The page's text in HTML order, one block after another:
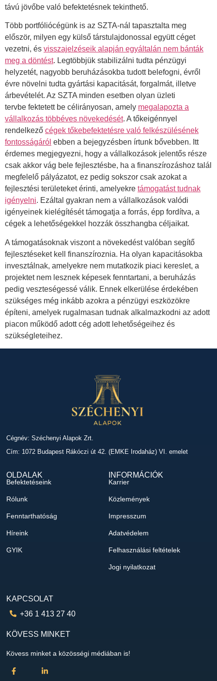
távú jövőbe való befektetésnek tekinthető.
Több portfóliócégünk is az SZTA-nál tapasztalta meg
először, milyen egy külső társtulajdonossal együtt céget
vezetni, és visszajelzéseik alapján egyáltalán nem bánták
meg a döntést. Legtöbbjük stabilizálni tudta pénzügyi
helyzetét, nagyobb beruházásokba tudott belefogni, évről
évre növelni tudta gyártási kapacitását, forgalmát, illetve
árbevételét. Az SZTA minden esetben olyan üzleti
tervbe fektetett be célirányosan, amely megalapozta a
vállalkozás többéves növekedését. A tőkeigénnyel
rendelkező cégek tőkebefektetésre való felkészülésének
fontosságáról ebben a bejegyzésben írtunk bővebben. Itt
érdemes megjegyezni, hogy a vállalkozások jelentős része
csak akkor vág bele fejlesztésbe, ha a finanszírozáshoz talál
megfelelő pályázatot, ez pedig sokszor csak azokat a
fejlesztési területeket érinti, amelyekre támogatást tudnak
igényelni. Ezáltal gyakran nem a vállalkozások valódi
igényeinek kielégítését támogatja a forrás, épp fordítva, a
cégek a lehetőségekkel hozzák összhangba céljaikat.
A támogatásoknak viszont a növekedést valóban segítő
fejlesztéseket kell finanszíroznia. Ha olyan kapacitásokba
invesztálnak, amelyekre nem mutatkozik piaci kereslet, a
projektet nem lesznek képesek fenntartani, a beruházás
pedig veszteségessé válik. Ennek elkerülése érdekében
szükséges még inkább azokra a pénzügyi eszközökre
építeni, amelyek rugalmasan tudnak alkalmazkodni az adott
piacon működő adott cég adott lehetőségeihez és
szükségleteihez.
Cégnév: Széchenyi Alapok Zrt.
Cím: 1072 Budapest Rákóczi út 42. (EMKE Irodaház) VI. emelet
OLDALAK
Befektetéseink
Rólunk
Fenntarthatóság
Híreink
GYIK
INFORMÁCIÓK
Karrier
Közlemények
Impresszum
Adatvédelem
Felhasználási feltételek
Jogi nyilatkozat
KAPCSOLAT
+36 1 413 27 40
KÖVESS MINKET
Kövess minket a közösségi médiában is!